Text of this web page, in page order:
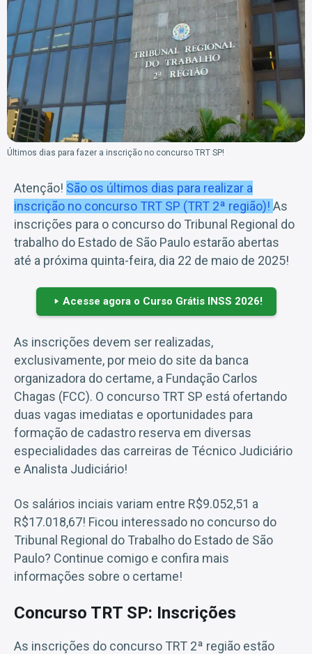
Últimos dias para fazer a inscrição no concurso TRT SP!
Atenção! São os últimos dias para realizar a
inscrição no concurso TRT SP (TRT 2ª região)! As
inscrições para o concurso do Tribunal Regional do
trabalho do Estado de São Paulo estarão abertas
até a próxima quinta-feira, dia 22 de maio de 2025!
Acesse agora o Curso Grátis INSS 2026!
As inscrições devem ser realizadas,
exclusivamente, por meio do site da banca
organizadora do certame, a Fundação Carlos
Chagas (FCC). O concurso TRT SP está ofertando
duas vagas imediatas e oportunidades para
formação de cadastro reserva em diversas
especialidades das carreiras de Técnico Judiciário
e Analista Judiciário!
Os salários inciais variam entre R$9.052,51 a
R$17.018,67! Ficou interessado no concurso do
Tribunal Regional do Trabalho do Estado de São
Paulo? Continue comigo e confira mais
informações sobre o certame!
Concurso TRT SP: Inscrições
As inscrições do concurso TRT 2ª região estão